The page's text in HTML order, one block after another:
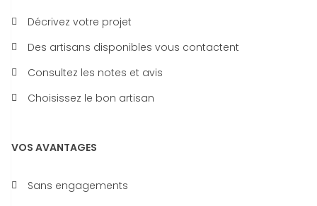
Décrivez votre projet
Des artisans disponibles vous contactent
Consultez les notes et avis
Choisissez le bon artisan
VOS AVANTAGES
Sans engagements